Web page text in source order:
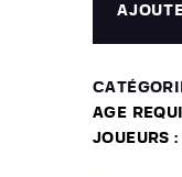
AGE
JOUEURS :